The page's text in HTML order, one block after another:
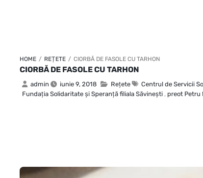
HOME / REȚETE / CIORBĂ DE FASOLE CU TARHON
CIORBĂ DE FASOLE CU TARHON
admin iunie 9, 2018 Rețete Centrul de Servicii
Fundaţia Solidaritate şi Speranţă filiala Săvineşti , preot Petru